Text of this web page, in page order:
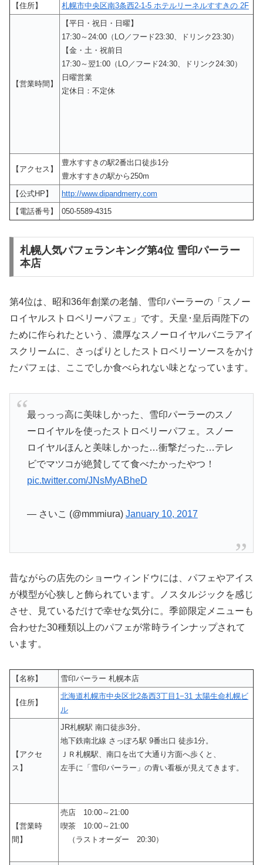
【住所】
札幌市中央区南3条西2-1-5 ホテルリーネルすすきの 2F
【営業時間】
【平日・祝日・日曜】
17:30～24:00（LO／フード23:30、ドリンク23:30）
【金・土・祝前日
17:30～翌1:00（LO／フード24:30、ドリンク24:30）
日曜営業
定休日：不定休
【アクセス】
豊水すすきの駅2番出口徒歩1分
豊水すすきの駅から250m
【公式HP】
http://www.dipandmerry.com
【電話番号】
050-5589-4315
札幌人気パフェランキング第4位 雪印パーラー
本店
第4位は、昭和36年創業の老舗、雪印パーラーの「スノー
ロイヤルストロベリーパフェ」です。天皇･皇后両陛下の
ために作られたという、濃厚なスノーロイヤルバニラアイ
スクリームに、さっぱりとしたストロベリーソースをかけ
たパフェは、ここでしか食べられない味となっています。
最っっっ高に美味しかった、雪印パーラーのスノ
ーロイヤルを使ったストロベリーパフェ。スノー
ロイヤルほんと美味しかった…衝撃だった…テレ
ビでマツコが絶賛してて食べたかったやつ！
pic.twitter.com/JNsMyABheD
— さいこ (@mmmiura) January 10, 2017
昔ながらの店先のショーウィンドウには、パフェやアイス
が模型が心狭しと飾られています。ノスタルジックを感じ
させ、見ているだけで幸せな気分に。季節限定メニューも
合わせた30種類以上のパフェが常時ラインナップされて
います。
【名称】 雪印パーラー 札幌本店
【住所】
北海道札幌市中央区北2条西3丁目1−31 太陽生命札幌ビ
ル
【アクセ
ス】
JR札幌駅 南口徒歩3分。
地下鉄南北線 さっぽろ駅 9番出口 徒歩1分。
ＪＲ札幌駅、南口を出て大通り方面へ歩くと、
左手に「雪印パーラー」の青い看板が見えてきます。
【営業時
間】
売店 10:00～21:00
喫茶 10:00～21:00
（ラストオーダー 20:30）